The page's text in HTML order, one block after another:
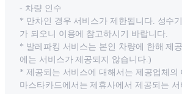
- 차량 인수
* 만차인 경우 서비스가 제한됩니다. 성수
가 되오니 이용에 참고하시기 바랍니다.
* 발레파킹 서비스는 본인 차량에 한해 제
에는 서비스가 제공되지 않습니다.)
* 제공되는 서비스에 대해서는 제공업체의
마스타카드에서는 제휴사에서 제공되는